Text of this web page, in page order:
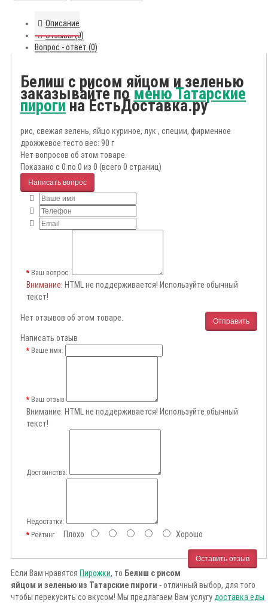
Описание
Отзывы (0)
Вопрос - ответ (0)
Белиш с рисом яйцом и зеленью
заказывайте поменю Татарские
пирогина ЕстьДоставка.ру
рис, свежая зелень, яйцо куриное, лук , специи, фирменное
дрожжевое тесто вес: 90 г
Нет вопросов об этом товаре.
Показано с 0 по 0 из 0 (всего 0 страниц)
Написать вопрос
Ваш вопрос:
Внимание: HTML не поддерживается! Используйте обычный
текст!
Отправить
Нет отзывов об этом товаре.
Написать отзыв
Ваше имя:
Ваш отзыв
Внимание: HTML не поддерживается! Используйте обычный
текст!
Достоинства:
Недостатки:
РейтингПлохо Хорошо
Оставить отзыв
Если Вам нравятся Пирожки, то Белиш с рисом
яйцом и зеленью из Татарские пироги - отличный выбор, для того
чтобы перекусить со вкусом! Мы предлагаем Вам услугу доставка еды